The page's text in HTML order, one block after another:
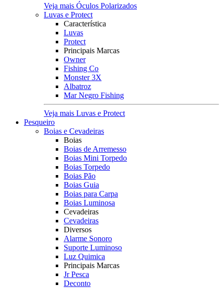
Veja mais Óculos Polarizados
Luvas e Protect
Característica
Luvas
Protect
Principais Marcas
Owner
Fishing Co
Monster 3X
Albatroz
Mar Negro Fishing
Veja mais Luvas e Protect
Pesqueiro
Boias e Cevadeiras
Boias
Boias de Arremesso
Boias Mini Torpedo
Boias Torpedo
Boias Pão
Boias Guia
Boias para Carpa
Boias Luminosa
Cevadeiras
Cevadeiras
Diversos
Alarme Sonoro
Suporte Luminoso
Luz Quimica
Principais Marcas
Jr Pesca
Deconto